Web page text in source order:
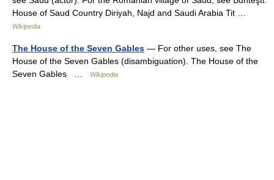
House of Saud Country Diriyah, Najd and Saudi Arabia Tit …
Wikipedia
The House of the Seven Gables — For other uses, see The
House of the Seven Gables (disambiguation). The House of the
Seven Gables …
Wikipedia